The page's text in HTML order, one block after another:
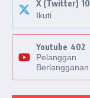
X (Twitter) 10
Ikuti
Youtube 402
Pelanggan
Berlangganan